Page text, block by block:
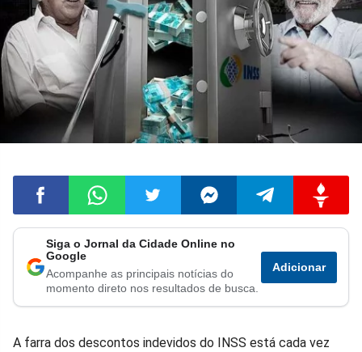
Compartilhar
no
Compartilhar
no
Compartilhar
no
Compartilhar
no
Compartilhar
no
no
Siga o Jornal da Cidade Online no
Google
Acompanhe as principais notícias do
momento direto nos resultados de busca.
Adicionar
A farra dos descontos indevidos do INSS está cada vez